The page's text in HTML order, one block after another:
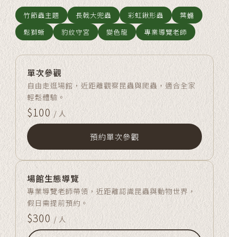
竹節蟲主題 長戟大兜蟲 彩虹鍬形蟲
葉䗛
鬆獅蜥
豹紋守宮 變色龍 專業導覽老師
單次參觀
自由走逛場館，近距離觀察昆蟲與爬蟲，適合全家
輕鬆體驗。
$100 / 人
預約單次參觀
場館生態導覽
專業導覽老師帶領，近距離認識昆蟲與動物世界，
假日需提前預約。
$300 / 人